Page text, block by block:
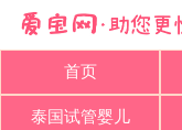
首页
泰国试管婴儿